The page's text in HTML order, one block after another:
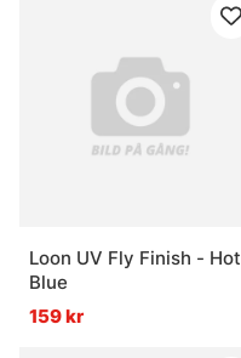
Loon UV Fly Finish - Hot
Blue
159 kr